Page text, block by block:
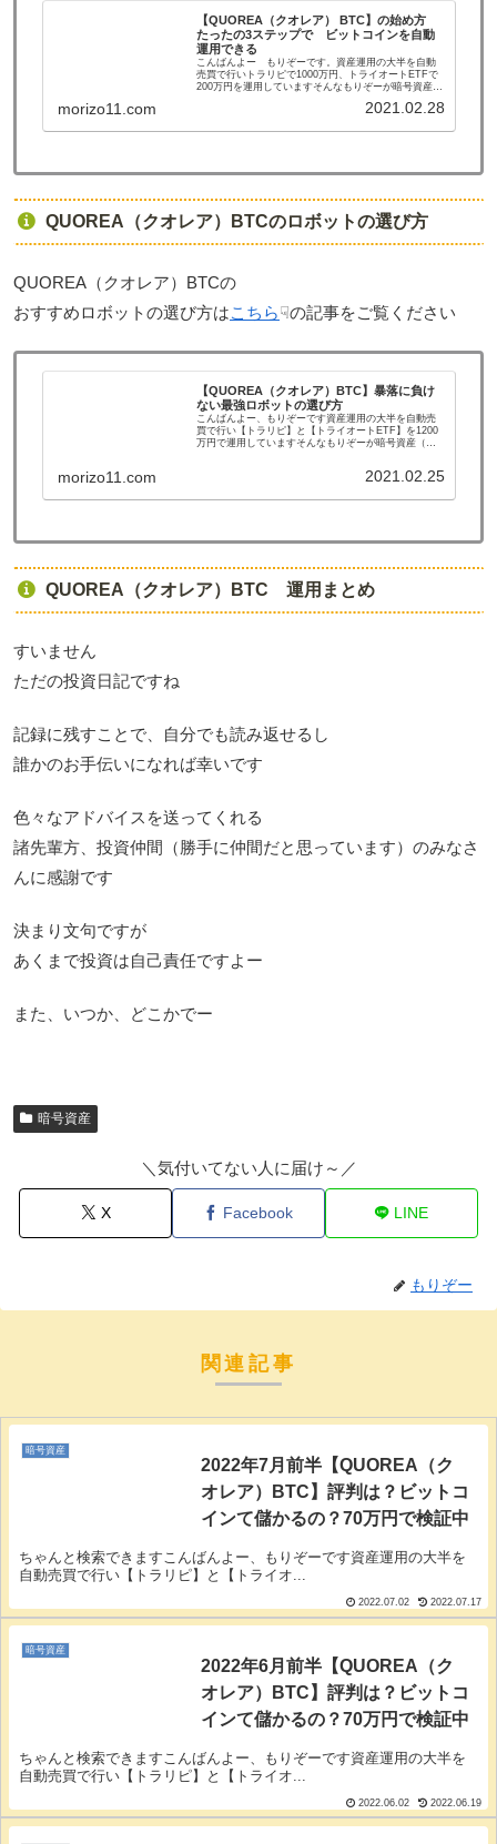
【QUOREA（クオレア） BTC】の始め方
たったの3ステップで ビットコインを自動
運用できる
こんばんよー もりぞーです。資産運用の大半を自動
売買で行いトラリピで1000万円、トライオートETFで
200万円を運用していますそんなもりぞーが暗号資産
って暴落したら大変だーとかもう少し下がっ...
morizo11.com 2021.02.28
QUOREA（クオレア）BTCのロボットの選び方
QUOREA（クオレア）BTCの
おすすめロボットの選び方はこちら☟の記事をご覧ください
【QUOREA（クオレア）BTC】暴落に負け
ない最強ロボットの選び方
こんばんよー、もりぞーです資産運用の大半を自動売
買で行い【トラリピ】と【トライオートETF】を1200
万円で運用していますそんなもりぞーが暗号資産（仮
morizo11.com 2021.02.25
QUOREA（クオレア）BTC 運用まとめ
すいません
ただの投資日記ですね
記録に残すことで、自分でも読み返せるし
誰かのお手伝いになれば幸いです
色々なアドバイスを送ってくれる
諸先輩方、投資仲間（勝手に仲間だと思っています）のみなさ
んに感謝です
決まり文句ですが
あくまで投資は自己責任ですよー
また、いつか、どこかでー
暗号資産
＼気付いてない人に届け～／
X Facebook LINE
もりぞー
関連記事
暗号資産
2022年7月前半【QUOREA（ク
オレア）BTC】評判は？ビットコ
インて儲かるの？70万円で検証中
ちゃんと検索できますこんばんよー、もりぞーです資産運用の大半を
自動売買で行い【トラリピ】と【トライオ...
2022.07.02 2022.07.17
暗号資産
2022年6月前半【QUOREA（ク
オレア）BTC】評判は？ビットコ
インて儲かるの？70万円で検証中
ちゃんと検索できますこんばんよー、もりぞーです資産運用の大半を
自動売買で行い【トラリピ】と【トライオ...
2022.06.02 2022.06.19